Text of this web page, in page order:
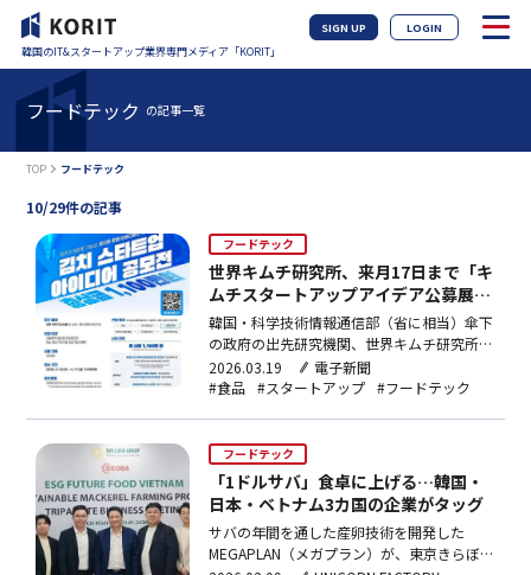
韓国のIT&スタートアップ業界専門メディア「KORIT」
SIGN UP LOGIN
フードテック の記事一覧
TOP フードテック
10/29件の記事
フードテック
世界キムチ研究所、来月17日まで「キ
ムチスタートアップアイデア公募展」
開催
韓国・科学技術情報通信部（省に相当）傘下
の政府の出先研究機関、世界キムチ研究所
（チャン・ヘチュン所長）は、キムチ産業の
新たな成長動力を発掘し、若者の開業を支援
日、明らかにした。今回の公募展は世界キム
チ研究所が主催・主管し…
2026.03.19
電子新聞
#食品 #スタートアップ #フードテック
フードテック
「1ドルサバ」食卓に上げる…韓国・
日本・ベトナム3カ国の企業がタッグ
サバの年間を通した産卵技術を開発した
MEGAPLAN（メガプラン）が、東京きらぼし